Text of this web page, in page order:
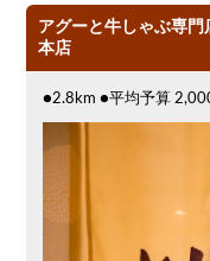
アグーと牛しゃぶ専
本店
●2.8km ●平均予算